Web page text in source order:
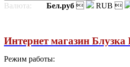
Валюта:
Бел.руб  RUB 
Интернет магазин Блузка
Режим работы: